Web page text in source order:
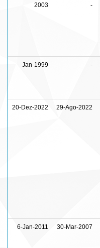
2003 -
Jan-1999 -
20-Dez-2022 29-Ago-2022
6-Jan-2011 30-Mar-2007